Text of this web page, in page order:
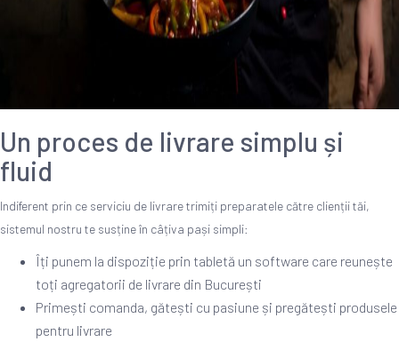
Un proces de livrare simplu și
fluid
Indiferent prin ce serviciu de livrare trimiți preparatele către clienții tăi,
sistemul nostru te susține în câțiva pași simpli:
Îți punem la dispoziție prin tabletă un software care reunește
toți agregatorii de livrare din București
Primești comanda, gătești cu pasiune și pregătești produsele
pentru livrare